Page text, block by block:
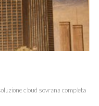
cloud sovrana completa